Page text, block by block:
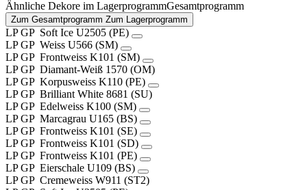
Ähnliche Dekore im LagerprogrammGesamtprogramm
Zum Gesamtprogramm Zum Lagerprogramm
LP GP Soft Ice U2505 (PE)
LP GP Weiss U566 (SM)
LP GP Frontweiss K101 (SM)
LP GP Diamant-Weiß 1570 (OM)
LP GP Korpusweiss K110 (PE)
LP GP Brilliant White 8681 (SU)
LP GP Edelweiss K100 (SM)
LP GP Marcagrau U165 (BS)
LP GP Frontweiss K101 (SE)
LP GP Frontweiss K101 (SD)
LP GP Frontweiss K101 (PE)
LP GP Eierschale U109 (BS)
LP GP Cremeweiss W911 (ST2)